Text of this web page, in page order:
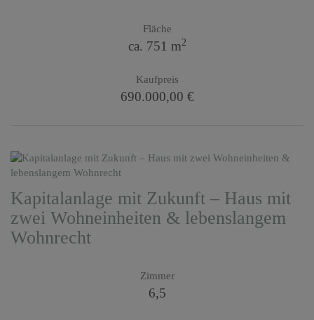
Fläche
ca. 751 m2
Kaufpreis
690.000,00 €
Kapitalanlage mit Zukunft – Haus mit
zwei Wohneinheiten & lebenslangem
Wohnrecht
Zimmer
6,5